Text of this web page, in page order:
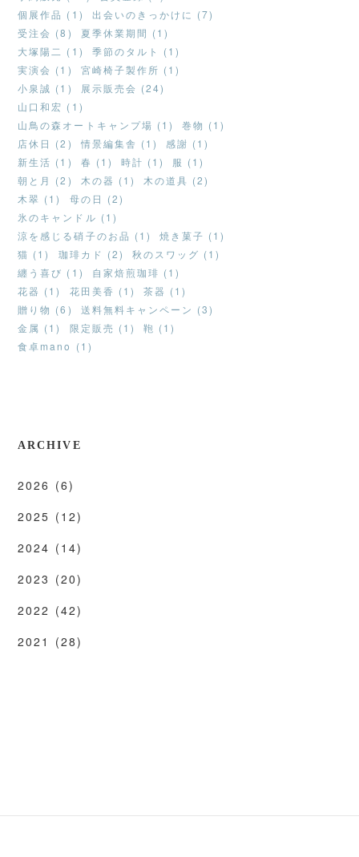
個展作品 (1)
出会いのきっかけに (7)
受注会 (8)
夏季休業期間 (1)
大塚陽二 (1)
季節のタルト (1)
実演会 (1)
宮崎椅子製作所 (1)
小泉誠 (1)
展示販売会 (24)
山口和宏 (1)
山鳥の森オートキャンプ場 (1)
巻物 (1)
店休日 (2)
情景編集舎 (1)
感謝 (1)
新生活 (1)
春 (1) 時計 (1)
服 (1)
朝と月 (2)
木の器 (1)
木の道具 (2)
木翠 (1)
母の日 (2)
氷のキャンドル (1)
涼を感じる硝子のお品 (1)
焼き菓子 (1)
猫 (1)
珈琲カド (2)
秋のスワッグ (1)
纏う喜び (1)
自家焙煎珈琲 (1)
花器 (1)
花田美香 (1)
茶器 (1)
贈り物 (6)
送料無料キャンペーン (3)
金属 (1)
限定販売 (1)
鞄 (1)
食卓mano (1)
ARCHIVE
2026 (6)
2025 (12)
2024 (14)
2023 (20)
2022 (42)
2021 (28)